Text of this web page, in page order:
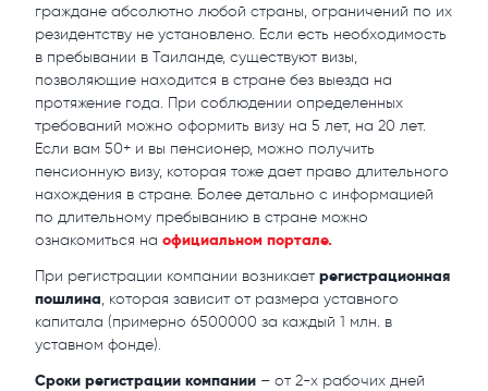
граждане абсолютно любой страны, ограничений по их
резидентству не установлено. Если есть необходимость
в пребывании в Таиланде, существуют визы,
позволяющие находится в стране без выезда на
протяжение года. При соблюдении определенных
требований можно оформить визу на 5 лет, на 20 лет.
Если вам 50+ и вы пенсионер, можно получить
пенсионную визу, которая тоже дает право длительного
нахождения в стране. Более детально с информацией
по длительному пребыванию в стране можно
ознакомиться на официальном портале.
При регистрации компании возникает регистрационная
пошлина, которая зависит от размера уставного
капитала (примерно 6500000 за каждый 1 млн. в
уставном фонде).
Сроки регистрации компании – от 2-х рабочих дней